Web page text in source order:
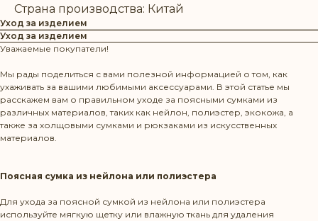
Страна производства: Китай
Уход за изделием
Уход за изделием
Уважаемые покупатели!
Мы рады поделиться с вами полезной информацией о том, как
ухаживать за вашими любимыми аксессуарами. В этой статье мы
расскажем вам о правильном уходе за поясными сумками из
различных материалов, таких как нейлон, полиэстер, экокожа, а
также за холщовыми сумками и рюкзаками из искусственных
материалов.
Поясная сумка из нейлона или полиэстера
Для ухода за поясной сумкой из нейлона или полиэстера
используйте мягкую щетку или влажную ткань для удаления